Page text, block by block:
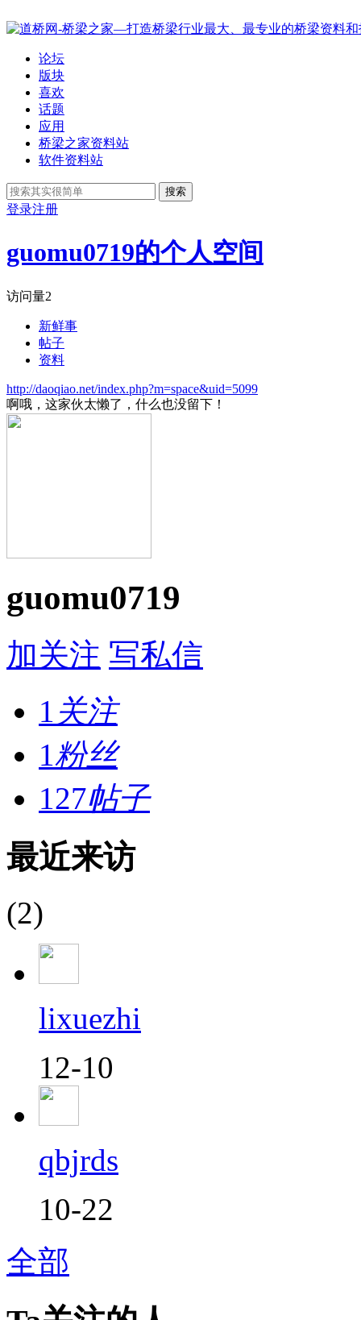
论坛
版块
喜欢
话题
应用
桥梁之家资料站
软件资料站
搜索
登录注册
guomu0719的个人空间
访问量2
新鲜事
帖子
资料
http://daoqiao.net/index.php?m=space&uid=5099
啊哦，这家伙太懒了，什么也没留下！
guomu0719
加关注 写私信
1 关注
1粉丝
127帖子
最近来访
(2)
lixuezhi
12-10
qbjrds
10-22
全部